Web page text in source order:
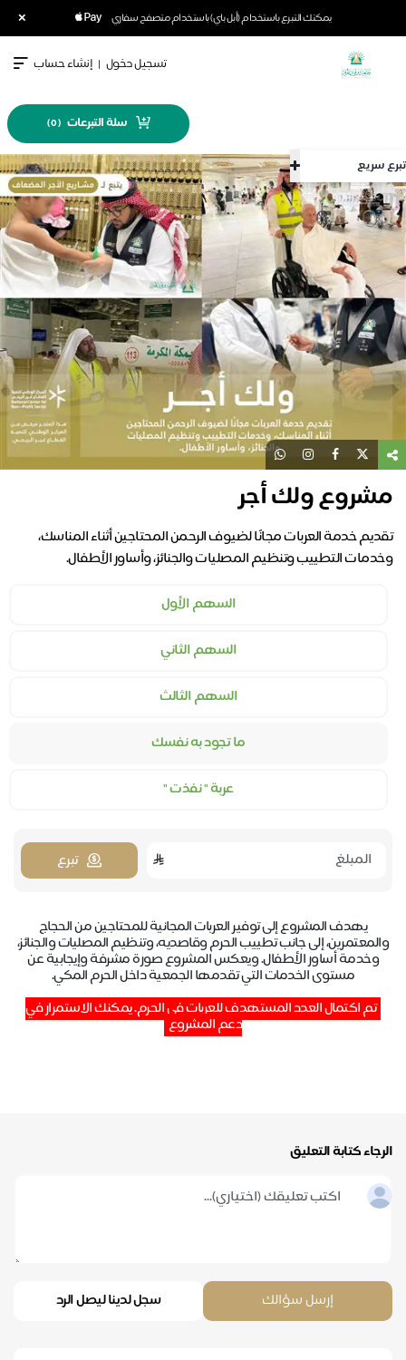
يمكنك التبرع باستخدام (أبل باي) باستخدام متصفح سفاري ×
تبرع سريع
تسجيل دخول | إنشاء حساب
سلة التبرعات (
0
)
مشروع ولك أجر
تقديم خدمة العربات مجانًا لضيوف الرحمن المحتاجين أثناء المناسك،
وخدمات التطييب وتنظيم المصليات والجنائز، وأساور الأطفال.
السهم الأول
السهم الثاني
السهم الثالث
ما تجود به نفسك
عربة " نفذت "
تبرع
يهدف المشروع إلى توفير العربات المجانية للمحتاجين من الحجاج
والمعتمرين، إلى جانب تطييب الحرم وقاصديه، وتنظيم المصليات والجنائز،
وخدمة أساور الأطفال.ويعكس المشروع صورة مشرفة وإيجابية عن
مستوى الخدمات التي تقدمها الجمعية داخل الحرم المكي.
تم اكتمال العدد المستهدف للعربات في الحرم. يمكنك الاستمرار في
دعم المشروع
الرجاء كتابة التعليق
إرسل سؤالك سجل لدينا ليصل الرد